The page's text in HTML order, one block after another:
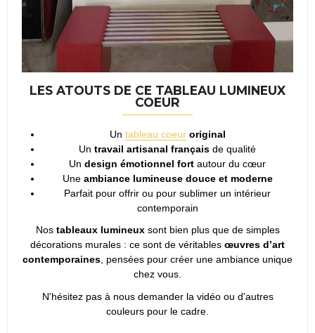
LES ATOUTS DE CE TABLEAU LUMINEUX
COEUR
Un tableau coeur original
Un travail artisanal français de qualité
Un design émotionnel fort autour du cœur
Une ambiance lumineuse douce et moderne
Parfait pour offrir ou pour sublimer un intérieur
contemporain
Nos tableaux lumineuxsont bien plus que de simples
décorations murales : ce sont de véritables œuvres d’art
contemporaines, pensées pour créer une ambiance unique
chez vous.
N'hésitez pas à nous demander la vidéo ou d'autres
couleurs pour le cadre.